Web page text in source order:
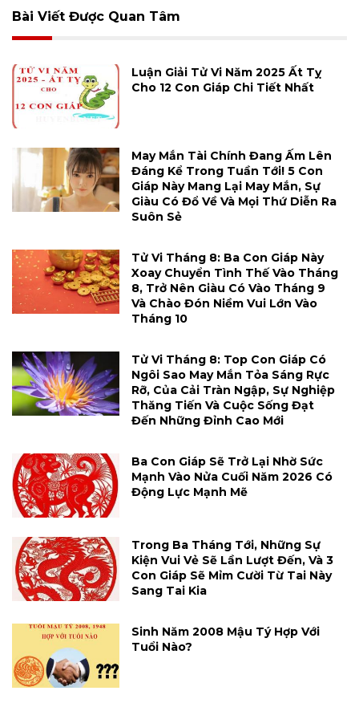
Bài Viết Được Quan Tâm
Luận Giải Tử Vi Năm 2025 Ất Tỵ
Cho 12 Con Giáp Chi Tiết Nhất
May Mắn Tài Chính Đang Ấm Lên
Đáng Kể Trong Tuần Tới! 5 Con
Giáp Này Mang Lại May Mắn, Sự
Giàu Có Đổ Về Và Mọi Thứ Diễn Ra
Suôn Sẻ
Tử Vi Tháng 8: Ba Con Giáp Này
Xoay Chuyển Tình Thế Vào Tháng
8, Trở Nên Giàu Có Vào Tháng 9
Và Chào Đón Niềm Vui Lớn Vào
Tháng 10
Tử Vi Tháng 8: Top Con Giáp Có
Ngôi Sao May Mắn Tỏa Sáng Rực
Rỡ, Của Cải Tràn Ngập, Sự Nghiệp
Thăng Tiến Và Cuộc Sống Đạt
Đến Những Đỉnh Cao Mới
Ba Con Giáp Sẽ Trở Lại Nhờ Sức
Mạnh Vào Nửa Cuối Năm 2026 Có
Động Lực Mạnh Mẽ
Trong Ba Tháng Tới, Những Sự
Kiện Vui Vẻ Sẽ Lần Lượt Đến, Và 3
Con Giáp Sẽ Mỉm Cười Từ Tai Này
Sang Tai Kia
Sinh Năm 2008 Mậu Tý Hợp Với
Tuổi Nào?